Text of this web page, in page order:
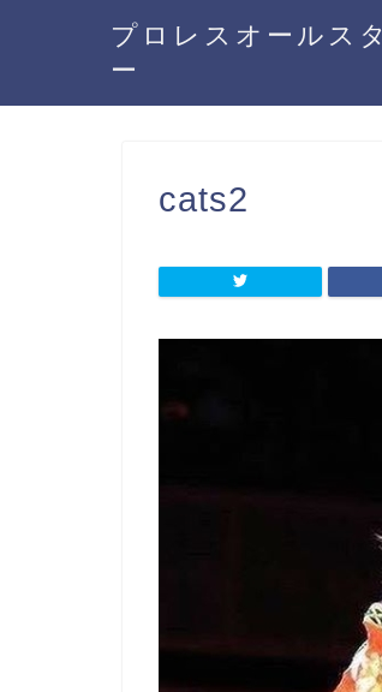
プロレスオールスタ
ー
cats2